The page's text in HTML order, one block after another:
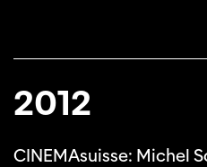
2012
CINEMAsuisse: Michel